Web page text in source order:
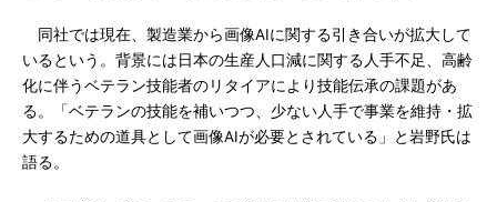
同社では現在、製造業から画像AIに関する引き合いが拡大して
いるという。背景には日本の生産人口減に関する人手不足、高齢
化に伴うベテラン技能者のリタイアにより技能伝承の課題があ
る。「ベテランの技能を補いつつ、少ない人手で事業を維持・拡
大するための道具として画像AIが必要とされている」と岩野氏は
語る。